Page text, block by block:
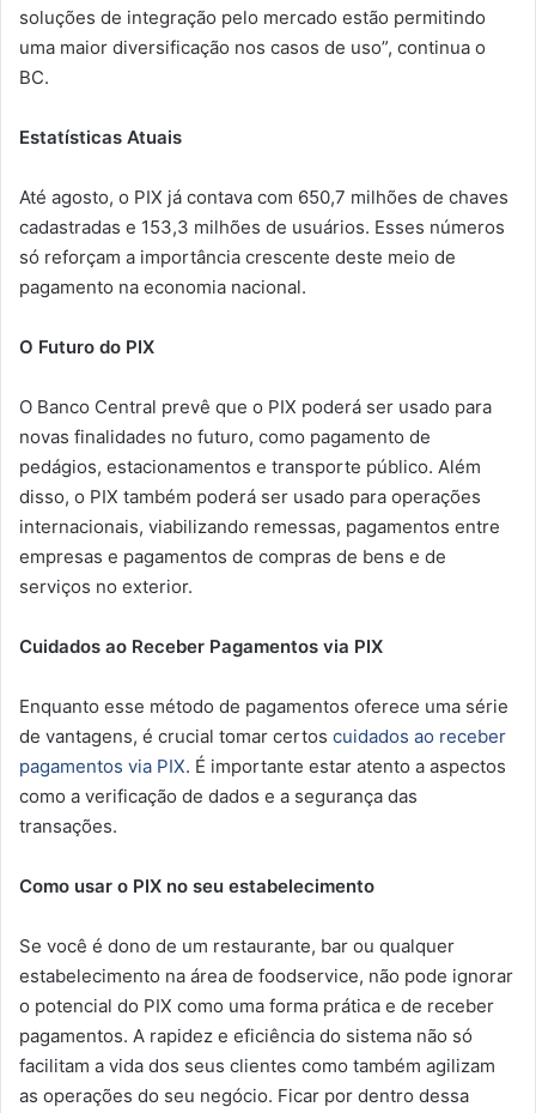
soluções de integração pelo mercado estão permitindo
uma maior diversificação nos casos de uso”, continua o
BC.
Estatísticas Atuais
Até agosto, o PIX já contava com 650,7 milhões de chaves
cadastradas e 153,3 milhões de usuários. Esses números
só reforçam a importância crescente deste meio de
pagamento na economia nacional.
O Futuro do PIX
O Banco Central prevê que o PIX poderá ser usado para
novas finalidades no futuro, como pagamento de
pedágios, estacionamentos e transporte público. Além
disso, o PIX também poderá ser usado para operações
internacionais, viabilizando remessas, pagamentos entre
empresas e pagamentos de compras de bens e de
serviços no exterior.
Cuidados ao Receber Pagamentos via PIX
Enquanto esse método de pagamentos oferece uma série
de vantagens, é crucial tomar certos cuidados ao receber
pagamentos via PIX. É importante estar atento a aspectos
como a verificação de dados e a segurança das
transações.
Como usar o PIX no seu estabelecimento
Se você é dono de um restaurante, bar ou qualquer
estabelecimento na área de foodservice, não pode ignorar
o potencial do PIX como uma forma prática e de receber
pagamentos. A rapidez e eficiência do sistema não só
facilitam a vida dos seus clientes como também agilizam
as operações do seu negócio. Ficar por dentro dessa